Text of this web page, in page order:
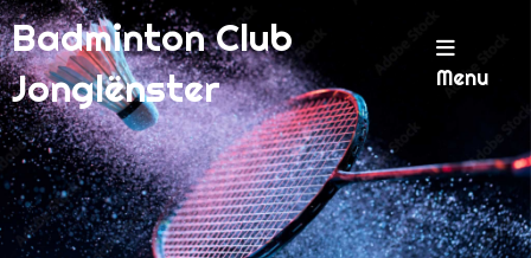
Badminton Club
Jonglënster
Menu